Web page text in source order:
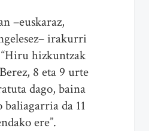
–euskaraz,
irakurri
hizkuntzak
8 eta 9 urte
dago, baina
baliagarria da 11
ere”.